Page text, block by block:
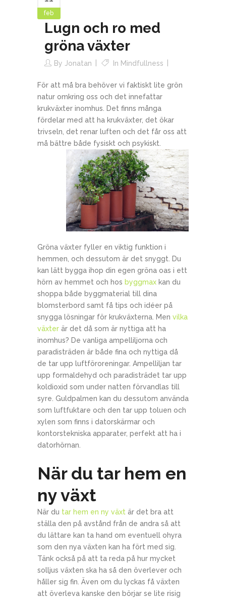
feb
Lugn och ro med
gröna växter
By Jonatan In Mindfullness
För att må bra behöver vi faktiskt lite grön
natur omkring oss och det innefattar
krukväxter inomhus. Det finns många
fördelar med att ha krukväxter, det ökar
trivseln, det renar luften och det får oss att
må bättre både fysiskt och psykiskt.
Gröna växter fyller en viktig funktion i
hemmen, och dessutom är det snyggt. Du
kan lätt bygga ihop din egen gröna oas i ett
hörn av hemmet och hos byggmax kan du
shoppa både byggmaterial till dina
blomsterbord samt få tips och idéer på
snygga lösningar för krukväxterna. Men vilka
växter är det då som är nyttiga att ha
inomhus? De vanliga ampelliljorna och
paradisträden är både fina och nyttiga då
de tar upp luftföroreningar. Ampelliljan tar
upp formaldehyd och paradisträdet tar upp
koldioxid som under natten förvandlas till
syre. Guldpalmen kan du dessutom använda
som luftfuktare och den tar upp toluen och
xylen som finns i datorskärmar och
kontorstekniska apparater, perfekt att ha i
datorhörnan.
När du tar hem en
ny växt
När du tar hem en ny växt är det bra att
ställa den på avstånd från de andra så att
du lättare kan ta hand om eventuell ohyra
som den nya växten kan ha fört med sig.
Tänk också på att ta reda på hur mycket
solljus växten ska ha så den överlever och
håller sig fin. Även om du lyckas få växten
att överleva kanske den börjar se lite risig